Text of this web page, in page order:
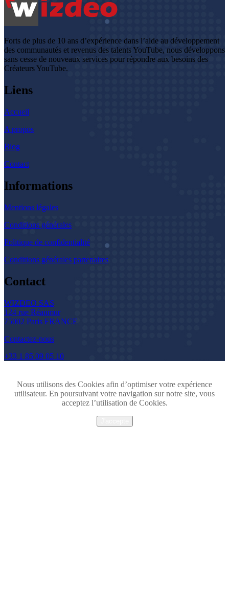
Forts de plus de 10 ans d’expérience dans l’aide au développement
des communautés et revenus des talents YouTube, nous développons
sans cesse de nouveaux services pour répondre aux besoins des
Créateurs YouTube.
Liens
Accueil
A propos
Blog
Contact
Informations
Mentions légales
Conditions générales
Politique de confidentialité
Conditions générales partenaires
Contact
WIZDEO SAS
124 rue Réaumur
75002 Paris FRANCE
Contactez-nous
+33 1 85 09 05 10
Nous utilisons des Cookies afin d’optimiser votre expérience
utilisateur. En poursuivant votre navigation sur notre site, vous
acceptez l’utilisation de Cookies.